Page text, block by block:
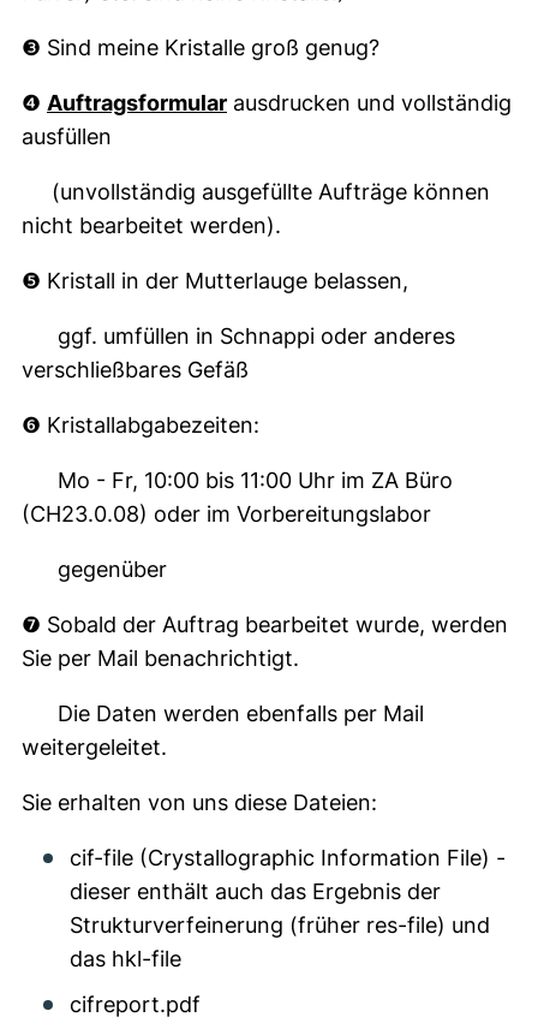
❸ Sind meine Kristalle groß genug?
❹ Auftragsformular(öffnet neues Fenster). (nicht
ausdrucken und vollständig
ausfüllen
(unvollständig ausgefüllte Aufträge können
nicht bearbeitet werden).
❺ Kristall in der Mutterlauge belassen,
ggf. umfüllen in Schnappi oder anderes
verschließbares Gefäß
❻ Kristallabgabezeiten:
Mo - Fr, 10:00 bis 11:00 Uhr im ZA Büro
(CH23.0.08) oder im Vorbereitungslabor
gegenüber
❼ Sobald der Auftrag bearbeitet wurde, werden
Sie per Mail benachrichtigt.
Die Daten werden ebenfalls per Mail
weitergeleitet.
Sie erhalten von uns diese Dateien:
cif-file (Crystallographic Information File) -
dieser enthält auch das Ergebnis der
Strukturverfeinerung (früher res-file) und
das hkl-file
cifreport.pdf